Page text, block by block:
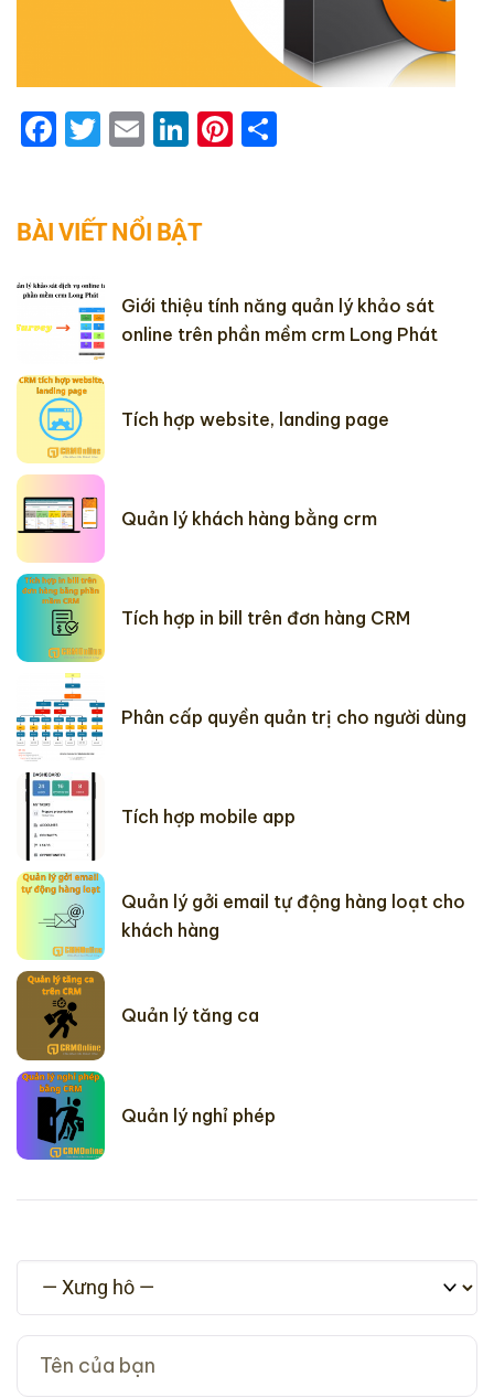
Facebook
Twitter
EmailLinkedIn
Pinterest
BÀI VIẾT NỔI BẬT
Giới thiệu tính năng quản lý khảo sát
online trên phần mềm crm Long Phát
Tích hợp website, landing page
Quản lý khách hàng bằng crm
Tích hợp in bill trên đơn hàng CRM
Phân cấp quyền quản trị cho người dùng
Tích hợp mobile app
Quản lý gởi email tự động hàng loạt cho
khách hàng
Quản lý tăng ca
Quản lý nghỉ phép